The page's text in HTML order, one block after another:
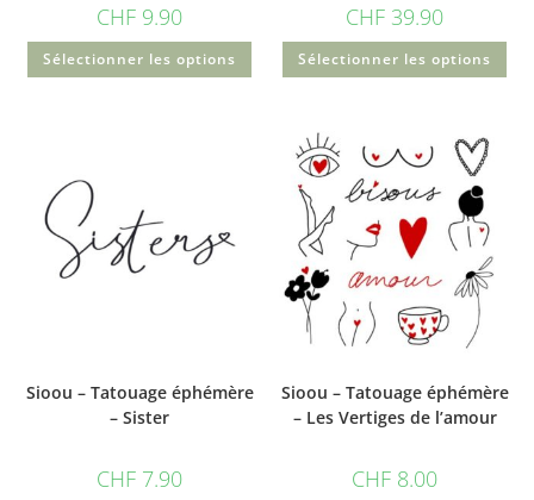
CHF 9.90
Sélectionner les options
CHF 39.90
Sélectionner les options
Sioou – Tatouage éphémère
– Sister
CHF 7.90
Sioou – Tatouage éphémère
– Les Vertiges de l’amour
CHF 8.00